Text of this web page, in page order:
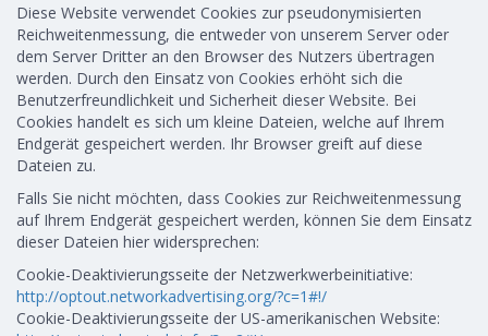
Diese Website verwendet Cookies zur pseudonymisierten
Reichweitenmessung, die entweder von unserem Server oder
dem Server Dritter an den Browser des Nutzers übertragen
werden. Durch den Einsatz von Cookies erhöht sich die
Benutzerfreundlichkeit und Sicherheit dieser Website. Bei
Cookies handelt es sich um kleine Dateien, welche auf Ihrem
Endgerät gespeichert werden. Ihr Browser greift auf diese
Dateien zu.
Falls Sie nicht möchten, dass Cookies zur Reichweitenmessung
auf Ihrem Endgerät gespeichert werden, können Sie dem Einsatz
dieser Dateien hier widersprechen:
Cookie-Deaktivierungsseite der Netzwerkwerbeinitiative:
http://optout.networkadvertising.org/?c=1#!/
Cookie-Deaktivierungsseite der US-amerikanischen Website: